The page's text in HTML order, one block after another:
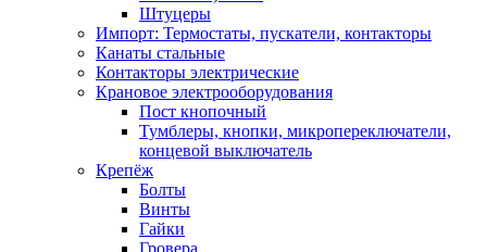
Штуцеры
Импорт: Термостаты, пускатели, контакторы
Канаты стальные
Контакторы электрические
Крановое электрооборудования
Пост кнопочный
Тумблеры, кнопки, микропереключатели,
концевой выключатель
Крепёж
Болты
Винты
Гайки
Гровера